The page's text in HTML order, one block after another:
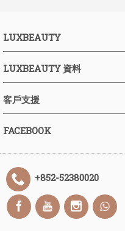
LUXBEAUTY
LUXBEAUTY 資料
客戶支援
FACEBOOK
+852-52380020